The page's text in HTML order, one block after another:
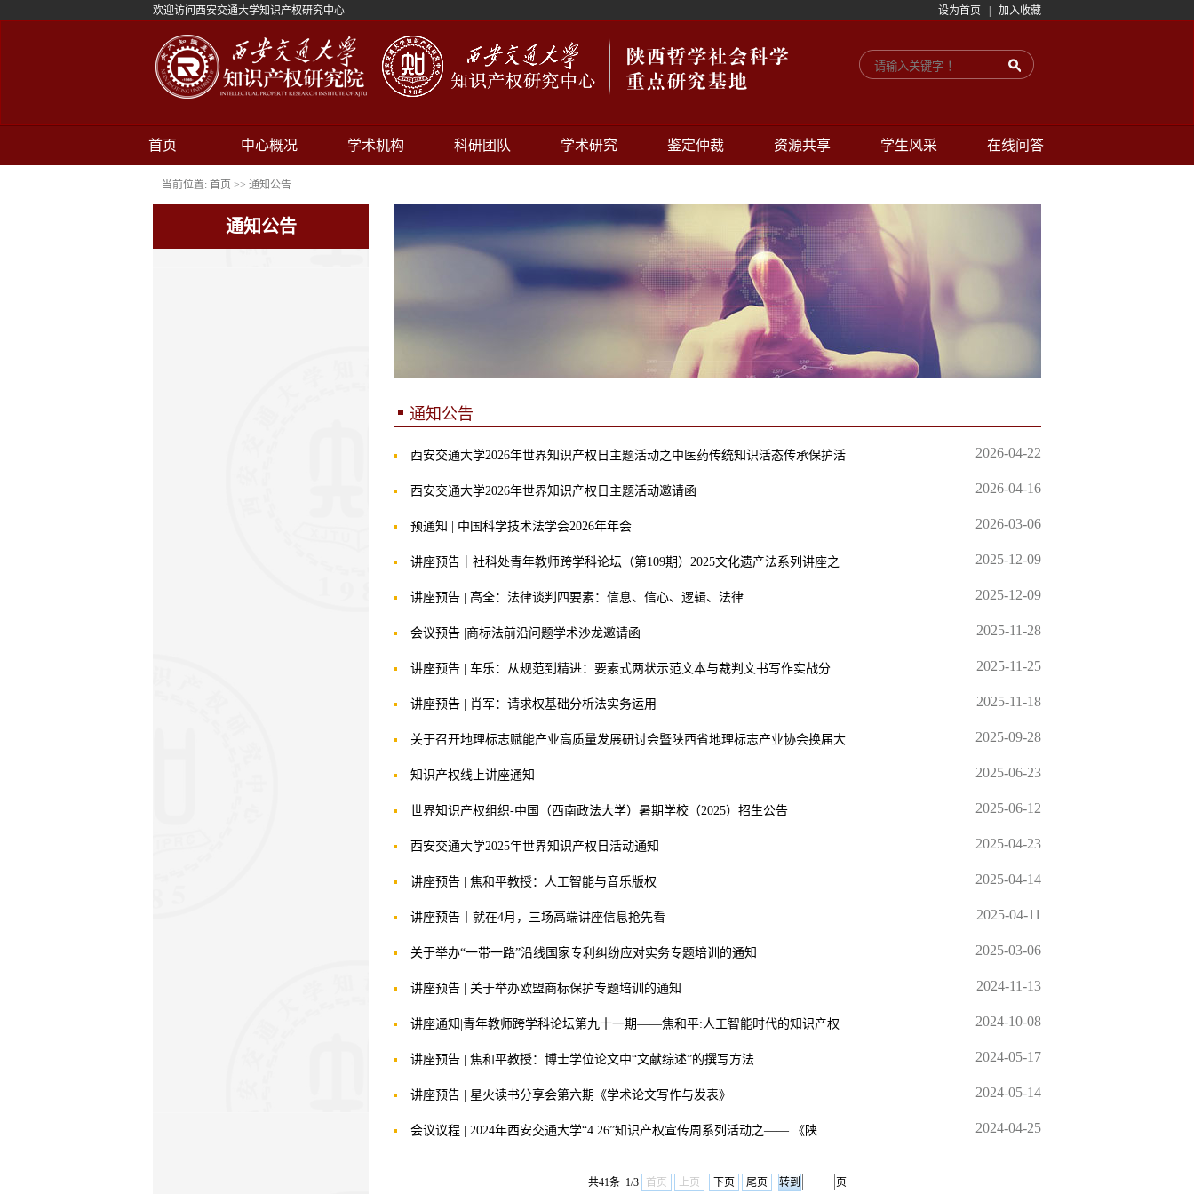
欢迎访问西安交通大学知识产权研究中心 设为首页 加入收藏
首页 中心概况 学术机构 科研团队 学术研究 鉴定仲裁 资源共享 学生风采 在线问答
当前位置: 首页 >> 通知公告
通知公告
通知公告
西安交通大学2026年世界知识产权日主题活动之中医药传统知识活态传承保护活 2026-04-22
西安交通大学2026年世界知识产权日主题活动邀请函 2026-04-16
预通知 | 中国科学技术法学会2026年年会 2026-03-06
讲座预告｜社科处青年教师跨学科论坛（第109期）2025文化遗产法系列讲座之 2025-12-09
讲座预告 | 高全：法律谈判四要素：信息、信心、逻辑、法律 2025-12-09
会议预告 |商标法前沿问题学术沙龙邀请函 2025-11-28
讲座预告 | 车乐：从规范到精进：要素式两状示范文本与裁判文书写作实战分 2025-11-25
讲座预告 | 肖军：请求权基础分析法实务运用 2025-11-18
关于召开地理标志赋能产业高质量发展研讨会暨陕西省地理标志产业协会换届大 2025-09-28
知识产权线上讲座通知 2025-06-23
世界知识产权组织-中国（西南政法大学）暑期学校（2025）招生公告 2025-06-12
西安交通大学2025年世界知识产权日活动通知 2025-04-23
讲座预告 | 焦和平教授：人工智能与音乐版权 2025-04-14
讲座预告丨就在4月，三场高端讲座信息抢先看 2025-04-11
关于举办“一带一路”沿线国家专利纠纷应对实务专题培训的通知 2025-03-06
讲座预告 | 关于举办欧盟商标保护专题培训的通知 2024-11-13
讲座通知|青年教师跨学科论坛第九十一期——焦和平:人工智能时代的知识产权 2024-10-08
讲座预告 | 焦和平教授：博士学位论文中“文献综述”的撰写方法 2024-05-17
讲座预告 | 星火读书分享会第六期《学术论文写作与发表》 2024-05-14
会议议程 | 2024年西安交通大学“4.26”知识产权宣传周系列活动之—— 《陕 2024-04-25
共41条 1/3 首页 上页 下页 尾页 页